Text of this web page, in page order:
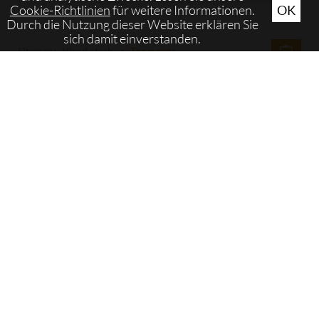
Sitemap: Viva:Latsch > Topevents
Cookie-Richtlinienfür weitere Informationen.
Durch die Nutzung dieser Website erklären Sie
sich damit einverstanden.
OK